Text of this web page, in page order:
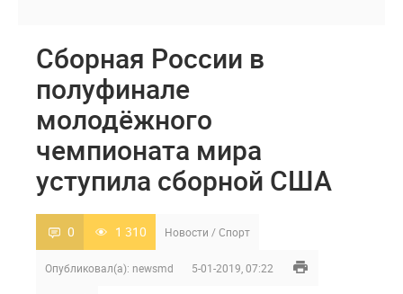
Сборная России в
полуфинале
молодёжного
чемпионата мира
уступила сборной США
0 1 310 Новости /Спорт
Опубликовал(а): newsmd 5-01-2019, 07:22